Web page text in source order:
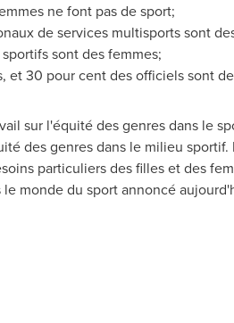
ne font pas de sport;
de services multisports sont
sont des femmes;
et 30 pour cent des officiels sont
sur l'équité des genres dans le
des genres dans le milieu
particuliers des filles et des
monde du sport annoncé